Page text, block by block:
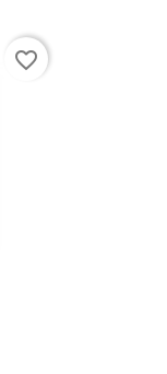
favorite_border